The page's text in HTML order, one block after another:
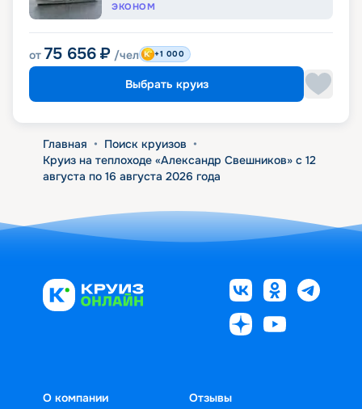
ЭКОНОМ
от 75 656 ₽ /чел +1 000
Выбрать круиз
Главная • Поиск круизов •
Круиз на теплоходе «Александр Свешников» с 12
августа по 16 августа 2026 года
О компании
Отзывы